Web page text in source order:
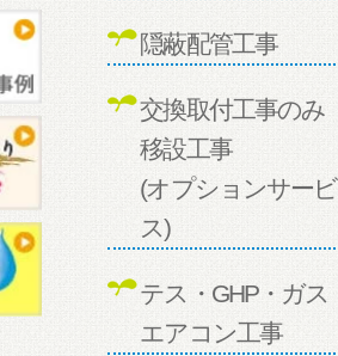
隠蔽配管工事
交換取付工事のみ
移設工事
(オプションサービ
ス)
テス・GHP・ガス
エアコン工事